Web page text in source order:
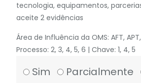
tecnologia, equipamentos,
aceite 2 evidências
Área de Influência da OMS: AFT, APT,
Processo: 2, 3, 4, 5, 6 | Chave: 1, 4, 5
Sim Parcialmente